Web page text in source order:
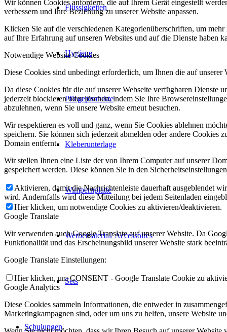
Flüssigkeiten
Hygiene
Pflegeprodukte
Kleberunterlage
Wimpernplatte
Werbematerial/ Accessoires
Sets
Schulungen
Wir können Cookies anfordern, die auf Ihrem Gerät eingestellt
verbessern und Ihre Beziehung zu unserer Website anpassen.
Klicken Sie auf die verschiedenen Kategorienüberschriften, um
auf Ihre Erfahrung auf unseren Websites und auf die Dienste haben
Notwendige Website Cookies
Diese Cookies sind unbedingt erforderlich, um Ihnen die auf
Da diese Cookies für die auf unserer Webseite verfügbaren
jederzeit blockieren oder löschen, indem Sie Ihre
abzulehnen, wenn Sie unsere Website erneut besuchen.
Wir respektieren es voll und ganz, wenn Sie Cookies ablehnen
speichern. Sie können sich jederzeit abmelden oder andere Cookies
Domain entfernt.
Wir stellen Ihnen eine Liste der von Ihrem Computer auf unserer
gespeichert werden. Diese können Sie in den
Aktivieren, damit die Nachrichtenleiste dauerhaft ausgeblendet
wird. Andernfalls wird diese Mitteilung bei jedem Seitenladen
Hier klicken, um notwendige Cookies zu aktivieren/deaktivieren.
Google Translate
Wir verwenden auch Google Translate auf unserer Website. Da
Funktionalität und das Erscheinungsbild unserer Website stark
Google Translate Einstellungen:
Hier klicken, um CONSENT - Google Translate Cookie zu
Google Analytics
Diese Cookies sammeln Informationen, die entweder in
Marketingkampagnen sind, oder um uns zu helfen, unsere Website